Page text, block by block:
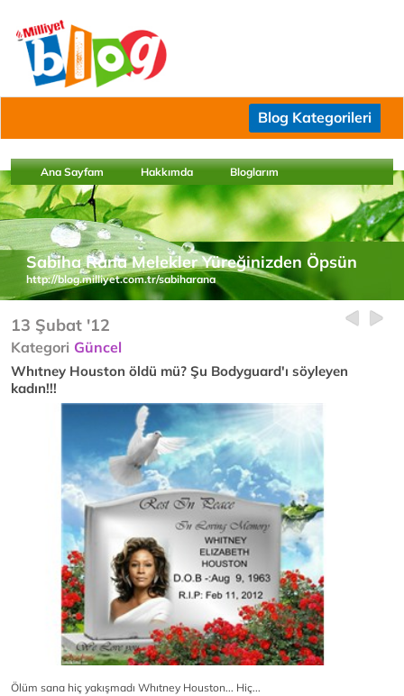
Blog Kategorileri
Ana Sayfam Hakkımda Bloglarım
Sabiha Rana Melekler Yüreğinizden Öpsün
http://blog.milliyet.com.tr/sabiharana
13 Şubat '12
Kategori Güncel
Whıtney Houston öldü mü? Şu Bodyguard'ı söyleyen
kadın!!!
Ölüm sana hiç yakışmadı Whıtney Houston... Hiç...